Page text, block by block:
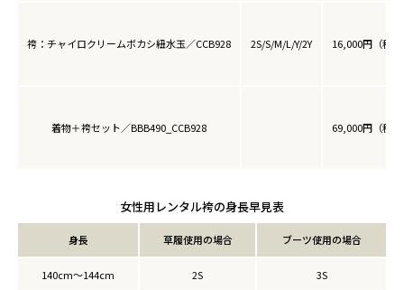
袴：チャイロクリームボカシ紐水玉／CCB928 2S/S/M/L/Y/2Y 16,000円（税
着物＋袴セット／BBB490_CCB928 69,000円（税
女性用レンタル袴の身長早見表
身長 草履使用の場合 ブーツ使用の場合
140cm～144cm 2S 3S